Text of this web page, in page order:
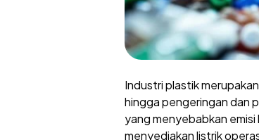
Industri plastik
hingga pengeringan dan
yang menyebabkan
menyediakan listrik